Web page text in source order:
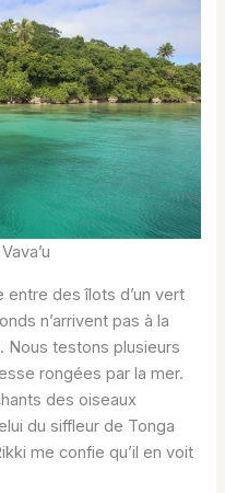
entre des îlots d’un vert
n’arrivent pas à la
Nous testons plusieurs
rongées par la mer.
des oiseaux
du siffleur de Tonga
me confie qu’il en voit